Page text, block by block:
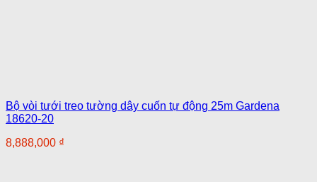
Bộ vòi tưới treo tường dây cuốn tự động 25m Gardena
18620-20
8,888,000 ₫